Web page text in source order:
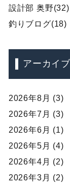
設計部 奥野(32)
釣りブログ(18)
アーカイブ
2026年8月 (3)
2026年7月 (3)
2026年6月 (1)
2026年5月 (4)
2026年4月 (2)
2026年3月 (2)